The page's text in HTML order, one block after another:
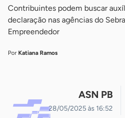
Contribuintes podem buscar
declaração nas agências do
Empreendedor
Por Katiana Ramos
ASN PB
28/05/2025 às 16:52